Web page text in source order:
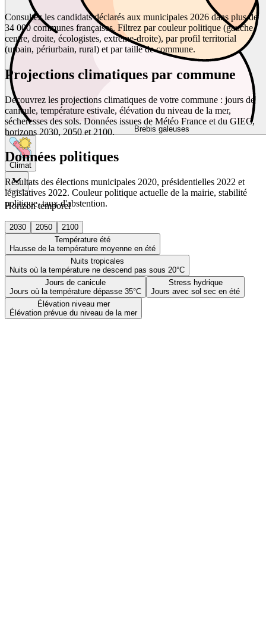
Brebis galeuses
Climat
Horizon temporel
2030 2050
2100
Température été
Hausse de la température moyenne en été
Nuits tropicales
Nuits où la température ne descend pas sous 20°C
Jours de canicule
Jours où la température dépasse 35°C
Stress hydrique
Jours avec sol sec en été
Élévation niveau mer
Élévation prévue du niveau de la mer
Consultez les candidats déclarés aux municipales 2026 dans plus de
34 000 communes françaises. Filtrez par couleur politique (gauche,
centre, droite, écologistes, extrême-droite), par profil territorial
(urbain, périurbain, rural) et par taille de commune.
Projections climatiques par commune
Découvrez les projections climatiques de votre commune : jours de
canicule, température estivale, élévation du niveau de la mer,
sécheresses des sols. Données issues de Météo France et du GIEC,
horizons 2030, 2050 et 2100.
Données politiques
Résultats des élections municipales 2020, présidentielles 2022 et
législatives 2022. Couleur politique actuelle de la mairie, stabilité
politique, taux d'abstention.